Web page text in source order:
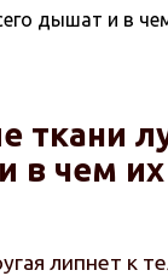
ткани
в чем
липнет к